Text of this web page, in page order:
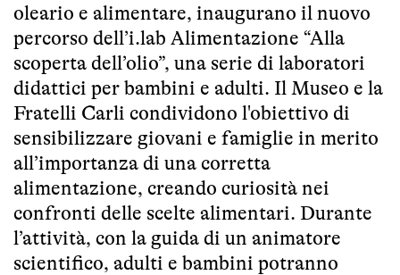
oleario e alimentare, inaugurano il nuovo
percorso dell’i.lab Alimentazione “Alla
scoperta dell’olio”, una serie di laboratori
didattici per bambini e adulti. Il Museo e la
Fratelli Carli condividono l'obiettivo di
sensibilizzare giovani e famiglie in merito
all’importanza di una corretta
alimentazione, creando curiosità nei
confronti delle scelte alimentari. Durante
l’attività, con la guida di un animatore
scientifico, adulti e bambini potranno